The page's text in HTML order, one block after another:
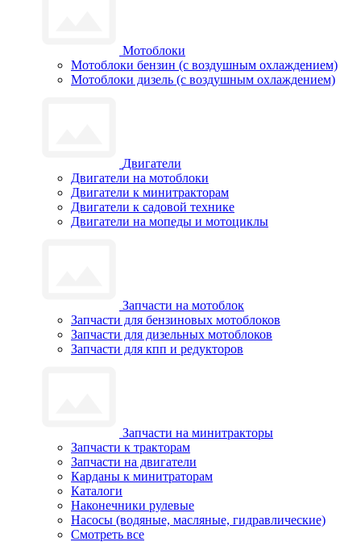
Мотоблоки
Мотоблоки бензин (с воздушным охлаждением)
Мотоблоки дизель (с воздушным охлаждением)
Двигатели
Двигатели на мотоблоки
Двигатели к минитракторам
Двигатели к садовой технике
Двигатели на мопеды и мотоциклы
Запчасти на мотоблок
Запчасти для бензиновых мотоблоков
Запчасти для дизельных мотоблоков
Запчасти для кпп и редукторов
Запчасти на минитракторы
Запчасти к тракторам
Запчасти на двигатели
Карданы к минитраторам
Каталоги
Наконечники рулевые
Насосы (водяные, масляные, гидравлические)
Смотреть все